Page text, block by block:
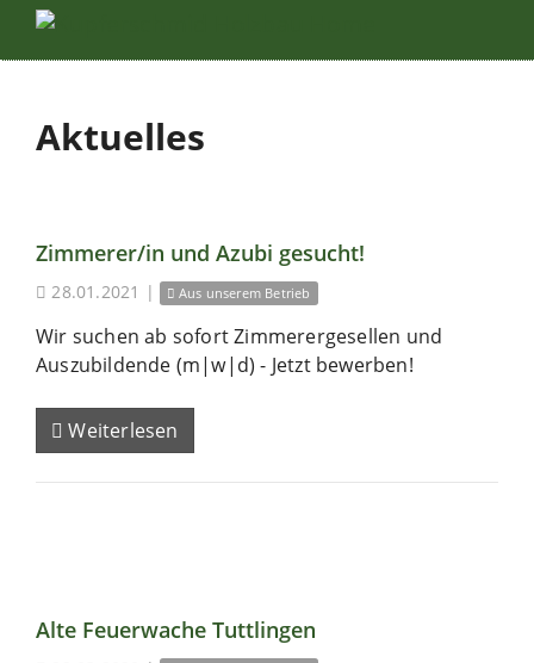
Aktuelles
Zimmerer/in und Azubi gesucht!
28.01.2021 | Aus unserem Betrieb
Wir suchen ab sofort Zimmerergesellen und
Auszubildende (m|w|d) - Jetzt bewerben!
Weiterlesen
Alte Feuerwache Tuttlingen